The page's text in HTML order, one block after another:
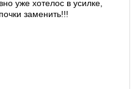
уже хотелос в усилке,
заменить!!!